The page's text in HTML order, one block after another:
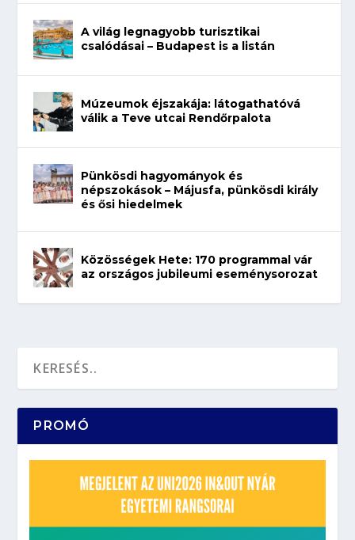
A világ legnagyobb turisztikai
csalódásai – Budapest is a listán
Múzeumok éjszakája: látogathatóvá
válik a Teve utcai Rendőrpalota
Pünkösdi hagyományok és
népszokások – Májusfa, pünkösdi király
és ősi hiedelmek
Közösségek Hete: 170 programmal vár
az országos jubileumi eseménysorozat
PROMÓ